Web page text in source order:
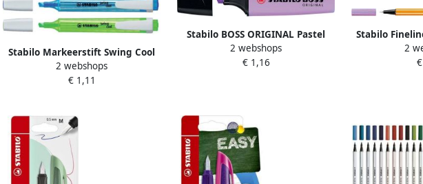
Stabilo Markeerstift Swing Cool
275 55 lavendel
2 webshops
€ 1,11
Stabilo BOSS ORIGINAL Pastel
markeerstift lila haze (lila)
2 webshops
€ 1,16
Stabilo
2